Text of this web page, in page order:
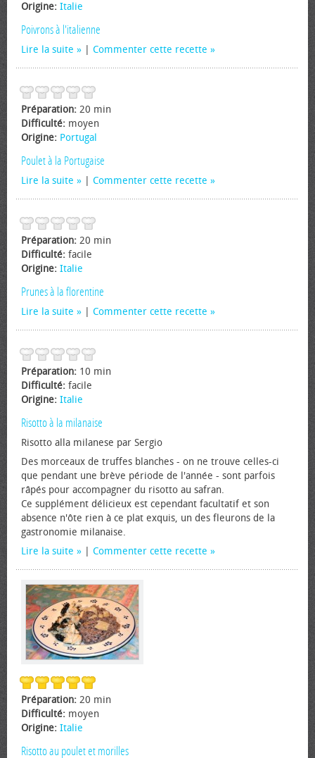
Origine: Italie
Poivrons à l'italienne
Lire la suite Commenter cette recette
Préparation: 20 min
Difficulté: moyen
Origine: Portugal
Poulet à la Portugaise
Lire la suite Commenter cette recette
Préparation: 20 min
Difficulté: facile
Origine: Italie
Prunes à la florentine
Lire la suite Commenter cette recette
Préparation: 10 min
Difficulté: facile
Origine: Italie
Risotto à la milanaise
Risotto alla milanese par Sergio
Des morceaux de truffes blanches - on ne trouve celles-ci
que pendant une brève période de l'année - sont parfois
râpés pour accompagner du risotto au safran.
Ce supplément délicieux est cependant facultatif et son
absence n'ôte rien à ce plat exquis, un des fleurons de la
gastronomie milanaise.
Lire la suite
Commenter cette recette
Préparation: 20 min
Difficulté: moyen
Origine: Italie
Risotto au poulet et morilles